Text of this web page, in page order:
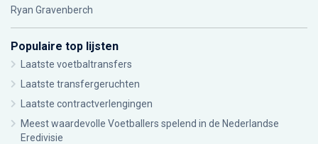
Ryan Gravenberch
Populaire top lijsten
Laatste voetbaltransfers
Laatste transfergeruchten
Laatste contractverlengingen
Meest waardevolle Voetballers spelend in de Nederlandse
Eredivisie